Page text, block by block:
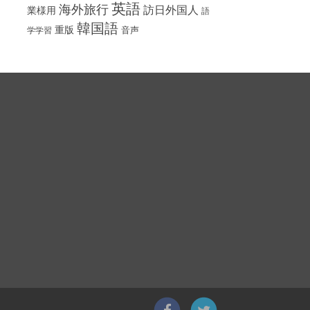
業様用 海外旅行英語訪日外国人 語
学学習 重版 韓国語 音声